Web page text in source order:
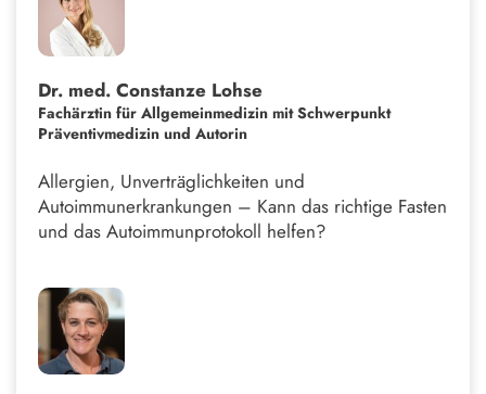
Dr. med. Constanze Lohse
Fachärztin für Allgemeinmedizin mit Schwerpunkt
Präventivmedizin und Autorin
Allergien, Unverträglichkeiten und
Autoimmunerkrankungen – Kann das richtige Fasten
und das Autoimmunprotokoll helfen?